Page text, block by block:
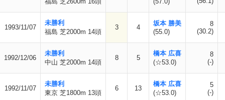
1993/11/07
未勝利
福島 芝2000m 14頭
3 4
坂本 勝美
(55.0)
8
(30.2)
1992/12/06
未勝利
中山 芝2000m 14頭
8 5
橋本 広喜
(☆53.0)
8
(-)
1992/11/07
未勝利
東京 芝1800m 13頭
6 13
橋本 広喜
(☆53.0)
5
(-)